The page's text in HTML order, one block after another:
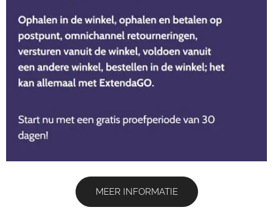
MEER INFORMATIE